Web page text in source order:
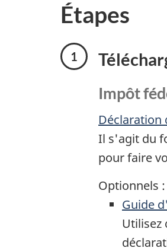
Étapes
Impôt
Déclaration
Il s'agit du
pour faire
Optionnels :
Guide
Utilisez